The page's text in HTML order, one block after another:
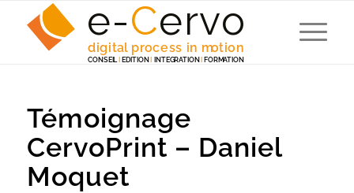
e-Cervo
digital process in motion
CONSEIL EDITION INTEGRATION FORMATION
Témoignage
CervoPrint – Daniel
Moquet